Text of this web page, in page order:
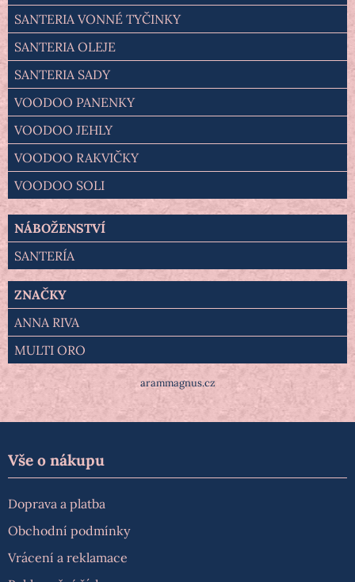
SANTERIA VONNÉ TYČINKY
SANTERIA OLEJE
SANTERIA SADY
VOODOO PANENKY
VOODOO JEHLY
VOODOO RAKVIČKY
VOODOO SOLI
NÁBOŽENSTVÍ
SANTERÍA
ZNAČKY
ANNA RIVA
MULTI ORO
arammagnus.cz
Vše o nákupu
Doprava a platba
Obchodní podmínky
Vrácení a reklamace